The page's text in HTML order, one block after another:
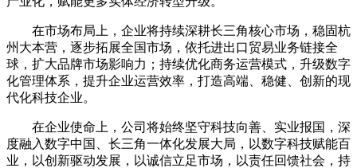
在市场布局上，企业将持续深耕长三角核心市场，稳固杭
州大本营，逐步拓展全国市场，依托进出口贸易业务链接全
球，扩大品牌市场影响力；持续优化商务运营模式，升级数字
化管理体系，提升企业运营效率，打造高端、稳健、创新的现
代化科技企业。
在企业使命上，公司将始终坚守科技向善、实业报国，深
度融入数字中国、长三角一体化发展大局，以数字科技赋能百
业，以创新驱动发展，以诚信立足市场，以责任回馈社会，持